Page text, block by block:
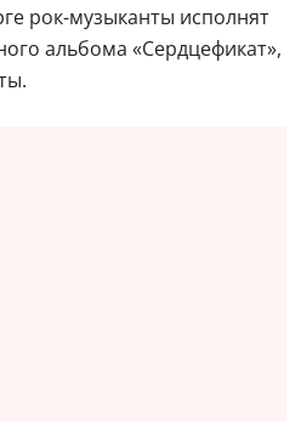
рок-музыканты исполнят
альбома «Сердцефикат»,